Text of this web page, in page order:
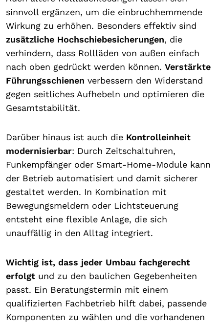
sinnvoll ergänzen, um die einbruchhemmende
Wirkung zu erhöhen. Besonders effektiv sind
zusätzliche Hochschiebesicherungen, die
verhindern, dass Rollläden von außen einfach
nach oben gedrückt werden können. Verstärkte
Führungsschienen verbessern den Widerstand
gegen seitliches Aufhebeln und optimieren die
Gesamtstabilität.
Darüber hinaus ist auch die Kontrolleinheit
modernisierbar: Durch Zeitschaltuhren,
Funkempfänger oder Smart-Home-Module kann
der Betrieb automatisiert und damit sicherer
gestaltet werden. In Kombination mit
Bewegungsmeldern oder Lichtsteuerung
entsteht eine flexible Anlage, die sich
unauffällig in den Alltag integriert.
Wichtig ist, dass jeder Umbau fachgerecht
erfolgt und zu den baulichen Gegebenheiten
passt. Ein Beratungstermin mit einem
qualifizierten Fachbetrieb hilft dabei, passende
Komponenten zu wählen und die vorhandenen